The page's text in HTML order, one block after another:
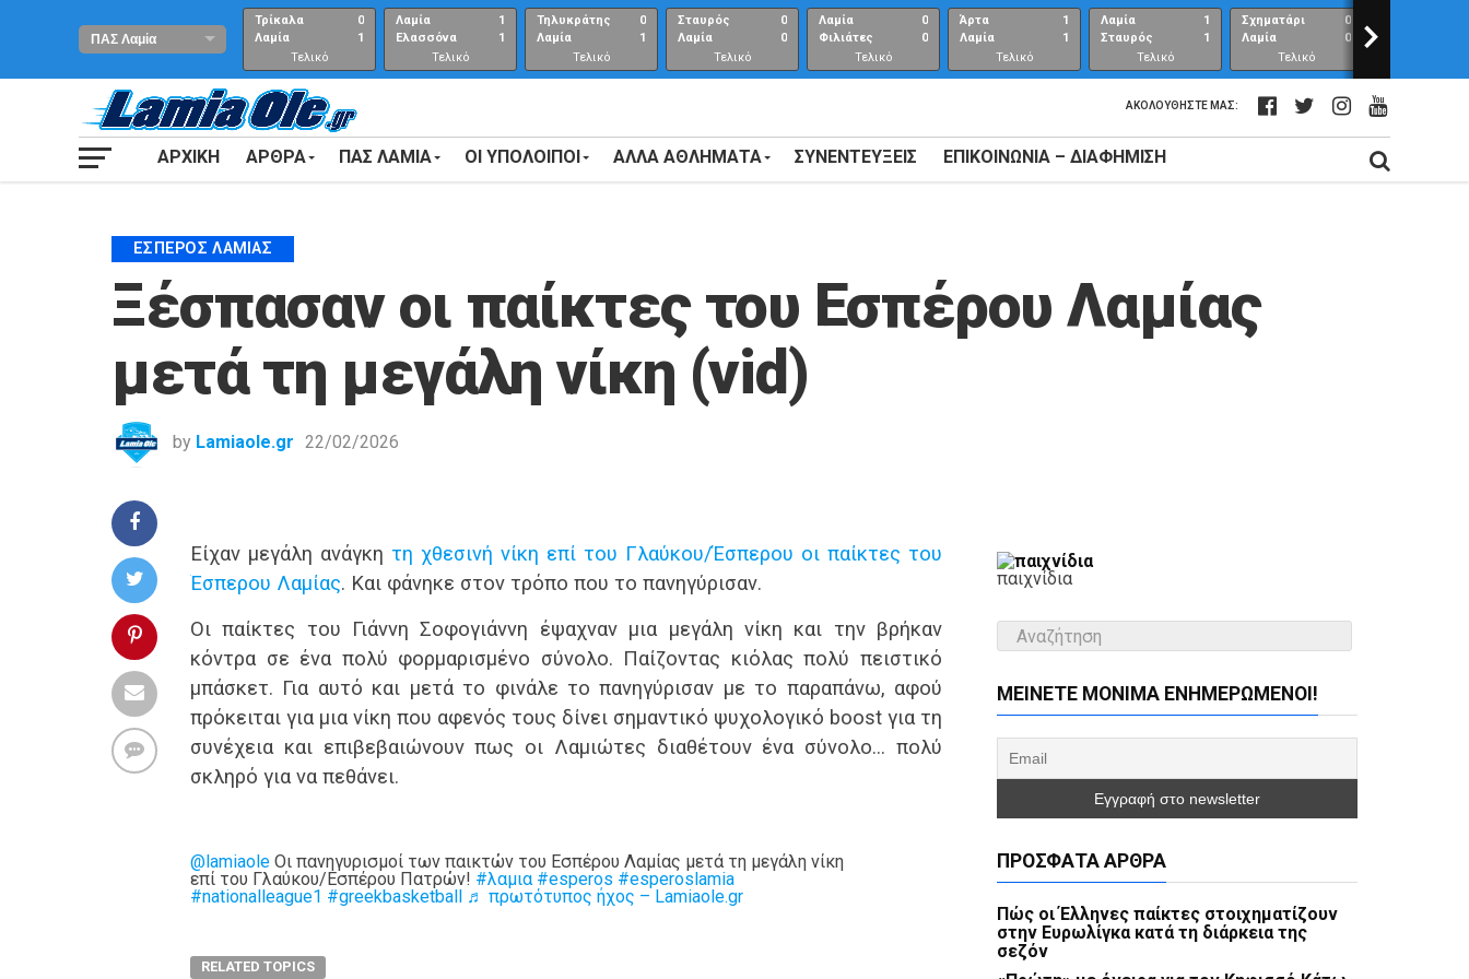
Τρίκαλα
Λαμία
0
1
Τελικό
αποτέλεσμα
Λαμία
Ελασσόνα
1
1
Τελικό
Αποτέλεσμα
Τηλυκράτης
Λαμία
0
1
Τελικό
αποτέλεσμα
Σταυρός
Λαμία
0
0
Τελικό
αποτέλεσμα
Λαμία
Φιλιάτες
0
0
Τελικό
Αποτέλεσμα
Άρτα
Λαμία
1
1
Τελικό
αποτέλεσμα
Λαμία
Σταυρός
1
1
Τελικό
αποτέλεσμα
Σχηματάρι
Λαμία
0
0
Τελικό
αποτέλεσμα
>
ΑΚΟΛΟΥΘΉΣΤΕ ΜΑΣ:
ΑΡΧΙΚΗ ΑΡΘΡΑ ΠΑΣ ΛΑΜΙΑ ΟΙ ΥΠΟΛΟΙΠΟΙ ΑΛΛΑ ΑΘΛΗΜΑΤΑ ΣΥΝΕΝΤΕΎΞΕΙΣ ΕΠΙΚΟΙΝΩΝΊΑ – ΔΙΑΦΉΜΙΣΗ
ΈΣΠΕΡΟΣ ΛΑΜΊΑΣ
Ξέσπασαν οι παίκτες του Εσπέρου Λαμίας
μετά τη μεγάλη νίκη (vid)
by Lamiaole.gr 22/02/2026
Είχαν μεγάλη ανάγκη τη χθεσινή νίκη επί του Γλαύκου/Έσπερου οι παίκτες του
Έσπερου Λαμίας. Και φάνηκε στον τρόπο που το πανηγύρισαν.
Οι παίκτες του Γιάννη Σοφογιάννη έψαχναν μια μεγάλη νίκη και την βρήκαν
κόντρα σε ένα πολύ φορμαρισμένο σύνολο. Παίζοντας κιόλας πολύ πειστικό
μπάσκετ. Για αυτό και μετά το φινάλε το πανηγύρισαν με το παραπάνω, αφού
πρόκειται για μια νίκη που αφενός τους δίνει σημαντικό ψυχολογικό boost για τη
συνέχεια και επιβεβαιώνουν πως οι Λαμιώτες διαθέτουν ένα σύνολο… πολύ
σκληρό για να πεθάνει.
@lamiaole Οι πανηγυρισμοί των παικτών του Εσπέρου Λαμίας μετά τη μεγάλη νίκη
επί του Γλαύκου/Εσπέρου Πατρών! #λαμια #esperos #esperoslamia
#nationalleague1 #greekbasketball ♬ πρωτότυπος ήχος – Lamiaole.gr
RELATED TOPICS
παιχνίδια
ΜΕΊΝΕΤΕ ΜΌΝΙΜΑ ΕΝΗΜΕΡΏΜΕΝΟΙ!
ΠΡΌΣΦΑΤΑ ΆΡΘΡΑ
Πώς οι Έλληνες παίκτες στοιχηματίζουν
στην Ευρωλίγκα κατά τη διάρκεια της
σεζόν